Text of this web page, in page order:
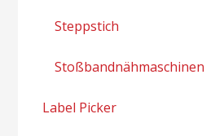
Steppstich
Stoßbandnähmaschinen
Label Picker